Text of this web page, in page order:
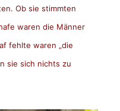
Ob sie stimmten
waren die Männer
fehlte waren „die
sie sich nichts zu